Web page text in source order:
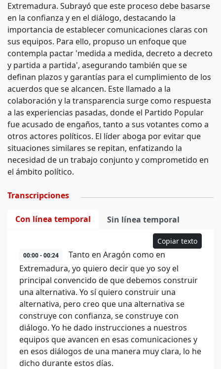
Extremadura. Subrayó que este proceso debe basarse
en la confianza y en el diálogo, destacando la
importancia de establecer comunicaciones claras con
sus equipos. Para ello, propuso un enfoque que
contempla pactar 'medida a medida, decreto a decreto
y partida a partida', asegurando también que se
definan plazos y garantías para el cumplimiento de los
acuerdos que se alcancen. Este llamado a la
colaboración y la transparencia surge como respuesta
a las experiencias pasadas, donde el Partido Popular
fue acusado de engaños, tanto a sus votantes como a
otros actores políticos. El líder aboga por evitar que
situaciones similares se repitan, enfatizando la
necesidad de un trabajo conjunto y comprometido en
el ámbito político.
Transcripciones
Con línea temporal Sin línea temporal
Copiar texto
00:00 - 00:24
Tanto en Aragón como en
Extremadura, yo quiero decir que yo soy el
principal convencido de que debemos construir
una alternativa. Yo sí quiero construir una
alternativa, pero creo que una alternativa se
construye con confianza, se construye con
diálogo. Yo he dado instrucciones a nuestros
equipos que avancen en esas comunicaciones y
en esos diálogos de una manera muy clara, lo he
dicho durante estos días.